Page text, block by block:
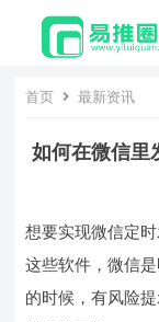
首页 最新资讯
如何在微信里
想要实现微信定
这些软件，微信
的时候，有风险